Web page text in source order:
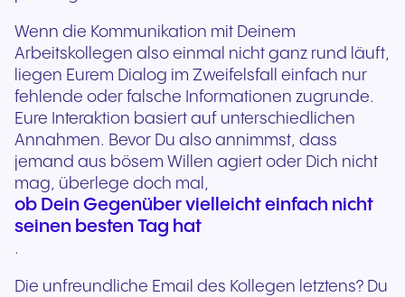
Wenn die Kommunikation mit Deinem
Arbeitskollegen also einmal nicht ganz rund läuft,
liegen Eurem Dialog im Zweifelsfall einfach nur
fehlende oder falsche Informationen zugrunde.
Eure Interaktion basiert auf unterschiedlichen
Annahmen. Bevor Du also annimmst, dass
jemand aus bösem Willen agiert oder Dich nicht
mag, überlege doch mal,
ob Dein Gegenüber vielleicht einfach nicht
seinen besten Tag hat
.
Die unfreundliche Email des Kollegen letztens? Du